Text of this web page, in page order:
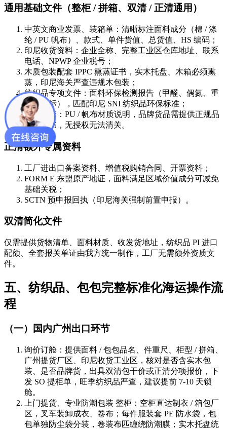
通用基础文件（整柜 / 拼箱、双清 / 正清通用）
中英文商业发票、装箱单：清晰标注面料成分（棉 / 涤
纶 / PU 帆布）、款式、单件货值、总货值、HS 编码；
印尼收货资料：企业全称、完整工业区仓库地址、联系
电话、NPWP 企业税号；
木质包装配套 IPPC 熏蒸证书，实木托盘、木箱必须熏
蒸，印尼海关严查违规木包装；
纺织品专项文件：面料环保检测报告（甲醛、偶氮、重
金属达标），匹配印尼 SNI 纺织品环保标准；
包包配套：PU / 帆布材质说明，品牌货品需提供正规品
牌授权书，无授权无法清关。
正清额外专属资料
工厂进出口备案资料、增值税购销合同、开票资料；
FORM E 东盟原产地证，面料满足区域价值成分可减免
基础关税；
SCTN 预申报回执（印尼海关强制前置申报）。
双清简化文件
仅需提供货物清单、面料材质、收发货地址，纺织品 PI 进口
配额、全套报关单证由我方统一制作，工厂无需额外资质文
件。
五、纺织品、包包完整标准化海运操作流
程
（一）国内广州出口环节
询价订舱：提供面料 / 包包品名、件重尺、柜型 / 拼箱、
广州提货厂区、印尼收货工业区，核对是否含实木包
装、是否品牌货，出具双清包干价或正清分项报价，下
发 SO 提柜单，旺季纺织品严查，建议提前 7-10 天锁
舱。
上门提货、专业防潮包装 整柜：空柜直达制衣 / 箱包厂
区，叉车装卸成衣、卷布；每件服装套 PE 防水袋，包
包单独防尘袋分装，卷装布匹缠绕防潮膜；实木托盘统